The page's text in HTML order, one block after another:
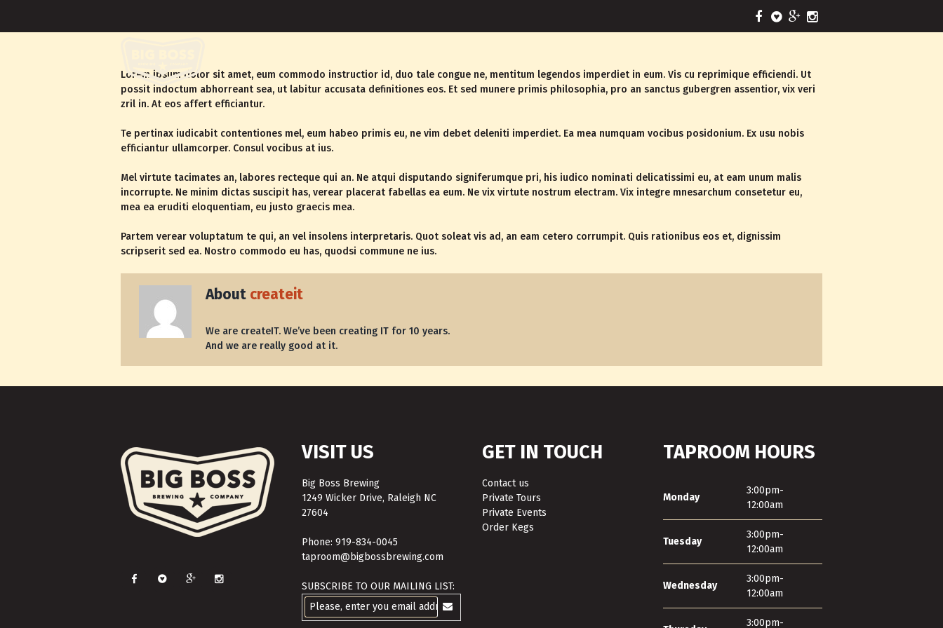
Lorem ipsum dolor sit amet, eum commodo instructior id, duo tale congue ne, mentitum legendos imperdiet in eum. Vis cu reprimique efficiendi. Ut
possit indoctum abhorreant sea, ut labitur accusata definitiones eos. Et sed munere primis philosophia, pro an sanctus gubergren assentior, vix veri
zril in. At eos affert efficiantur.
Te pertinax iudicabit contentiones mel, eum habeo primis eu, ne vim debet deleniti imperdiet. Ea mea numquam vocibus posidonium. Ex usu nobis
efficiantur ullamcorper. Consul vocibus at ius.
Mel virtute tacimates an, labores recteque qui an. Ne atqui disputando signiferumque pri, his iudico nominati delicatissimi eu, at eam unum malis
incorrupte. Ne minim dictas suscipit has, verear placerat fabellas ea eum. Ne vix virtute nostrum electram. Vix integre mnesarchum consetetur eu,
mea ea eruditi eloquentiam, eu justo graecis mea.
Partem verear voluptatum te qui, an vel insolens interpretaris. Quot soleat vis ad, an eam cetero corrumpit. Quis rationibus eos et, dignissim
scripserit sed ea. Nostro commodo eu has, quodsi commune ne ius.
About createit
We are createIT. We’ve been creating IT for 10 years.
And we are really good at it.
VISIT US
Big Boss Brewing
1249 Wicker Drive, Raleigh NC
27604
Phone: 919-834-0045
taproom@bigbossbrewing.com
SUBSCRIBE TO OUR MAILING LIST:
GET IN TOUCH
Contact us
Private Tours
Private Events
Order Kegs
TAPROOM HOURS
Monday
3:00pm-
12:00am
Tuesday
3:00pm-
12:00am
Wednesday
3:00pm-
12:00am
3:00pm-